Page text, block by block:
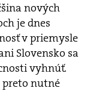
nových
je dnes
v priemysle
Slovensko sa
vyhnúť.
preto nutné